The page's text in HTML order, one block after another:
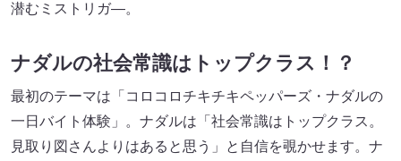
潜むミストリガ―。
ナダルの社会常識はトップクラス！？
最初のテーマは「コロコロチキチキペッパーズ・ナダルの
一日バイト体験」。ナダルは「社会常識はトップクラス。
見取り図さんよりはあると思う」と自信を覗かせます。ナ